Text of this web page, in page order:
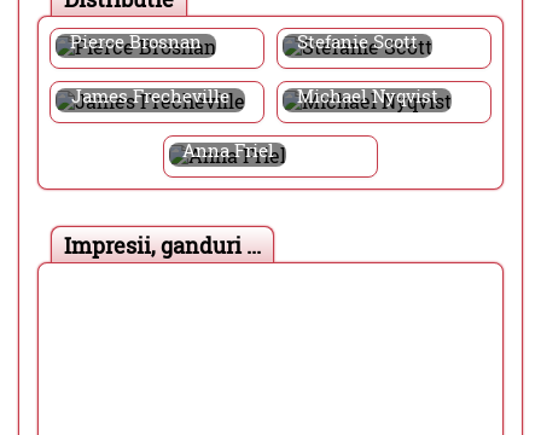
Pierce Brosnan Stefanie Scott
James Frecheville Michael Nyqvist
Anna Friel
Impresii, ganduri ...